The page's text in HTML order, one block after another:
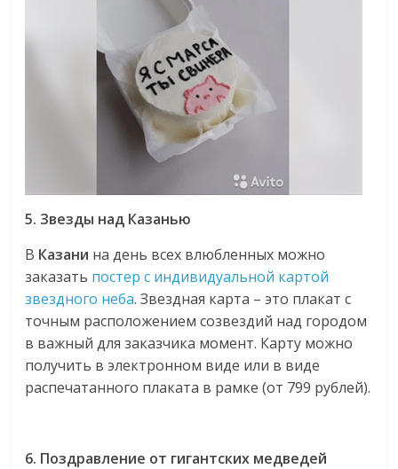
5. Звезды над Казанью
В Казани на день всех влюбленных можно
заказать постер с индивидуальной картой
звездного неба. Звездная карта – это плакат с
точным расположением созвездий над городом
в важный для заказчика момент. Карту можно
получить в электронном виде или в виде
распечатанного плаката в рамке (от 799 рублей).
6. Поздравление от гигантских медведей